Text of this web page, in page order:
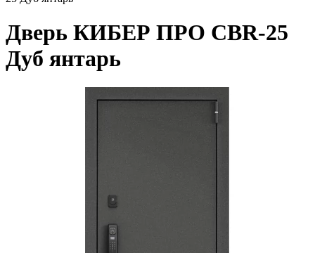
Дверь КИБЕР ПРО CBR-25
Дуб янтарь